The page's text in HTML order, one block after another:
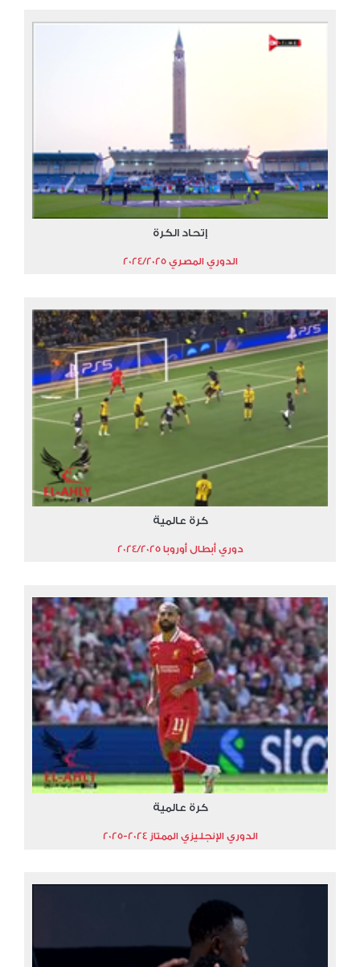
إتحاد الكرة
الدوري المصري 2024/2025
كرة عالمية
دوري أبطال أوروبا 2024/2025
كرة عالمية
الدوري الإنجليزي الممتاز 2024-2025